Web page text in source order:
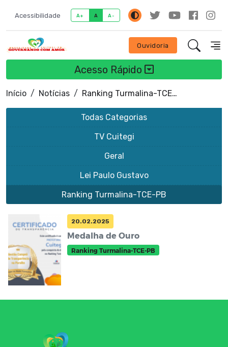
Acessibilidade A+ A A-
Ouvidoria
Acesso Rápido
Início Notícias Ranking Turmalina-TCE-PB
Todas Categorias
TV Cuitegi
Geral
Lei Paulo Gustavo
Ranking Turmalina-TCE-PB
20.02.2025
Medalha de Ouro
Ranking Turmalina-TCE-PB